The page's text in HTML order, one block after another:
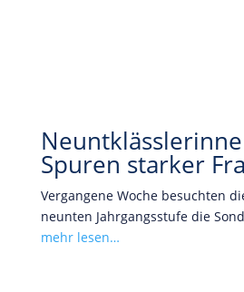
Spuren starker
Vergangene Woche besuchten
neunten Jahrgangsstufe die
mehr lesen…